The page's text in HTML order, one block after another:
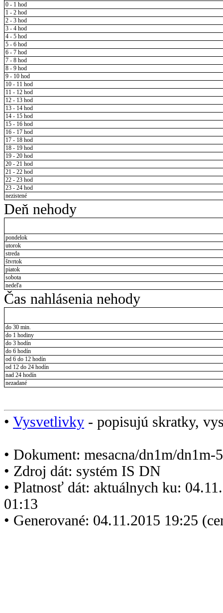
0 - 1 hod
1 - 2 hod
2 - 3 hod
3 - 4 hod
4 - 5 hod
5 - 6 hod
6 - 7 hod
7 - 8 hod
8 - 9 hod
9 - 10 hod
10 - 11 hod
11 - 12 hod
12 - 13 hod
13 - 14 hod
14 - 15 hod
15 - 16 hod
16 - 17 hod
17 - 18 hod
18 - 19 hod
19 - 20 hod
20 - 21 hod
21 - 22 hod
22 - 23 hod
23 - 24 hod
nezistené
Deň nehody
pondelok
utorok
streda
štvrtok
piatok
sobota
nedeľa
Čas nahlásenia nehody
do 30 min.
do 1 hodiny
do 3 hodín
do 6 hodín
od 6 do 12 hodín
od 12 do 24 hodín
nad 24 hodín
nezadané
• Vysvetlivky - popisujú skratky,
• Dokument: mesacna/dn1m/dn1m-
• Zdroj dát: systém IS DN
• Platnosť dát: aktuálnych ku:
01:13
• Generované: 04.11.2015 19:25